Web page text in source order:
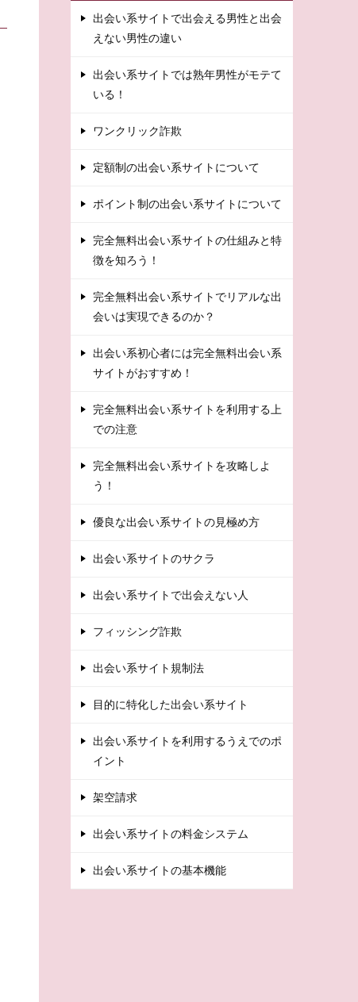
出会い系サイトで出会える男性と出会
えない男性の違い
出会い系サイトでは熟年男性がモテて
いる！
ワンクリック詐欺
定額制の出会い系サイトについて
ポイント制の出会い系サイトについて
完全無料出会い系サイトの仕組みと特
徴を知ろう！
完全無料出会い系サイトでリアルな出
会いは実現できるのか？
出会い系初心者には完全無料出会い系
サイトがおすすめ！
完全無料出会い系サイトを利用する上
での注意
完全無料出会い系サイトを攻略しよ
う！
優良な出会い系サイトの見極め方
出会い系サイトのサクラ
出会い系サイトで出会えない人
フィッシング詐欺
出会い系サイト規制法
目的に特化した出会い系サイト
出会い系サイトを利用するうえでのポ
イント
架空請求
出会い系サイトの料金システム
出会い系サイトの基本機能